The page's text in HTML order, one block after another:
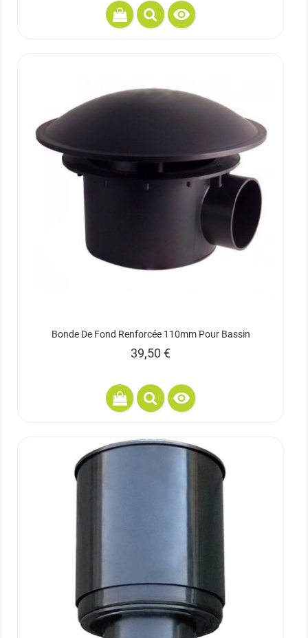

Bonde De Fond Renforcée 110mm Pour Bassin
Prix
39,50 €
